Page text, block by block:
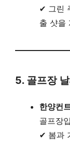
✔ 그린
출 샷을
5. 골프장
한양컨
골프장
✔ 봄과